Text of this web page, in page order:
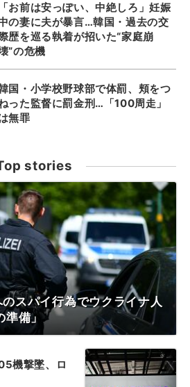
「お前は安っぽい、中絶しろ」妊娠
の妻に夫が暴言…韓国・過去の交
際歴を巡る執着が招いた“家庭崩
”の危機
国・小学校野球部で体罰、頬をつ
った監督に罰金刑…「100周走」
無罪
stories
スパイ行為でウクライナ人
準備」
機撃墜、ロ